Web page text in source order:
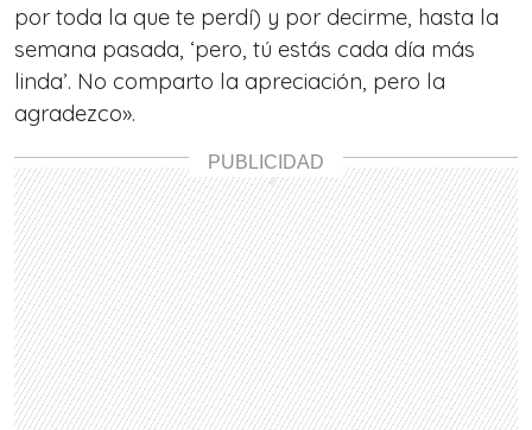
por toda la que te perdí) y por decirme, hasta la
semana pasada, ‘pero, tú estás cada día más
linda’. No comparto la apreciación, pero la
agradezco».